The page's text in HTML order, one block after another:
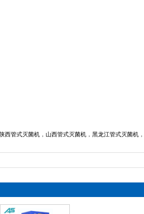
西管式灭菌机 ， 山西管式灭菌机 ， 黑龙江管式灭菌机 ，